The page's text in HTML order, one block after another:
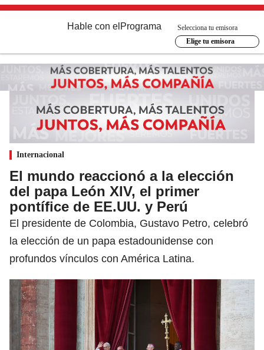
Hable con el Programa
Selecciona tu emisora
Elige tu emisora
Internacional
El mundo reaccionó a la elección
del papa León XIV, el primer
pontífice de EE.UU. y Perú
El presidente de Colombia, Gustavo Petro, celebró
la elección de un papa estadounidense con
profundos vínculos con América Latina.